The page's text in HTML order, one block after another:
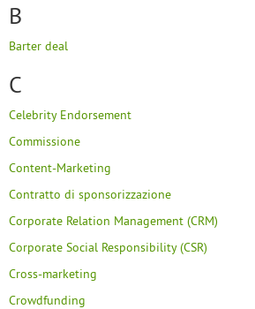
B
Barter deal
C
Celebrity Endorsement
Commissione
Content-Marketing
Contratto di sponsorizzazione
Corporate Relation Management (CRM)
Corporate Social Responsibility (CSR)
Cross-marketing
Crowdfunding